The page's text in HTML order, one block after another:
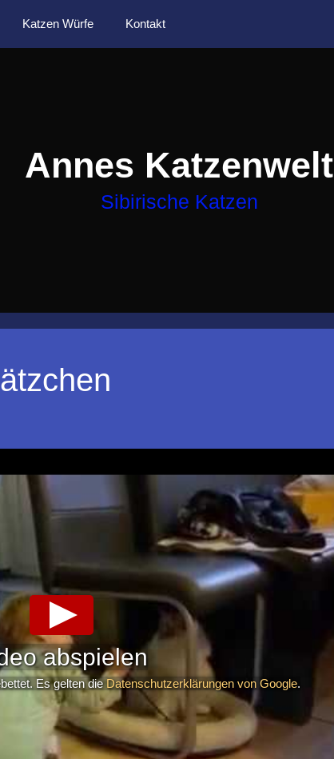
Katzen Würfe Kontakt
Annes Katzenwelt
Sibirische Katzen
abspielen
Es gelten dieDatenschutzerklärungen von Google.